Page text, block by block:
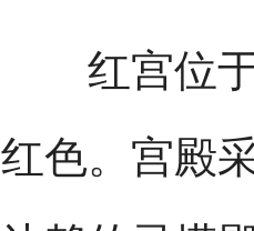
红宫位于
红色。宫殿